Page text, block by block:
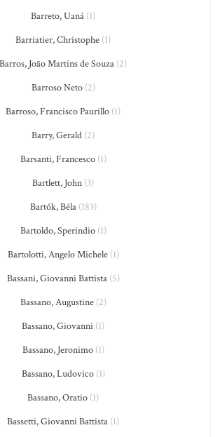
Barreto, Uaná (1)
Barriatier, Christophe (1)
Barros, João Martins de Souza (2)
Barroso Neto(2)
Barroso, Francisco Paurillo (1)
Barry, Gerald (2)
Barsanti, Francesco(1)
Bartlett, John (3)
Bartók, Béla(183)
Bartoldo, Sperindio(1)
Bartolotti, Angelo Michele(1)
Bassani, Giovanni Battista(5)
Bassano, Augustine(2)
Bassano, Giovanni (1)
Bassano, Jeronimo(1)
Bassano, Ludovico(1)
Bassano, Oratio (1)
Bassetti, Giovanni Battista (1)